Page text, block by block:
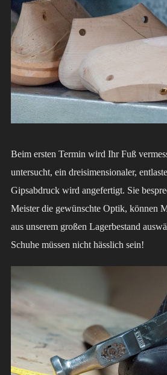
Beim ersten Termin wird Ihr Fuß
untersucht, ein dreisimensionaler,
Gipsabdruck wird angefertigt. Sie
Meister die gewünschte Optik, können
aus unserem großen Lagerbestand
Schuhe müssen nicht hässlich sein!